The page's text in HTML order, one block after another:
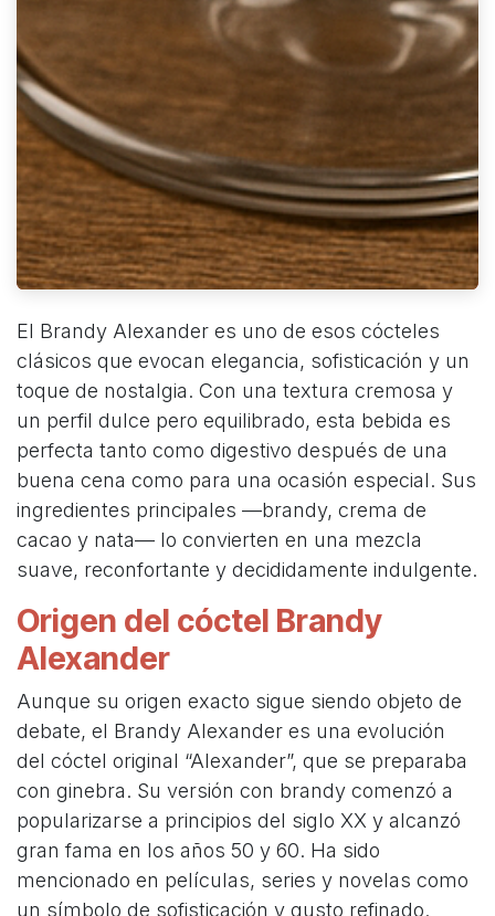
El Brandy Alexander es uno de esos cócteles
clásicos que evocan elegancia, sofisticación y un
toque de nostalgia. Con una textura cremosa y
un perfil dulce pero equilibrado, esta bebida es
perfecta tanto como digestivo después de una
buena cena como para una ocasión especial. Sus
ingredientes principales —brandy, crema de
cacao y nata— lo convierten en una mezcla
suave, reconfortante y decididamente indulgente.
Origen del cóctel Brandy
Alexander
Aunque su origen exacto sigue siendo objeto de
debate, el Brandy Alexander es una evolución
del cóctel original “Alexander”, que se preparaba
con ginebra. Su versión con brandy comenzó a
popularizarse a principios del siglo XX y alcanzó
gran fama en los años 50 y 60. Ha sido
mencionado en películas, series y novelas como
un símbolo de sofisticación y gusto refinado.